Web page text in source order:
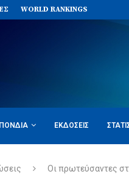
WORLD RANKINGS
ΕΚΔΌΣΕΙΣ
Οι πρωτεύσαντες